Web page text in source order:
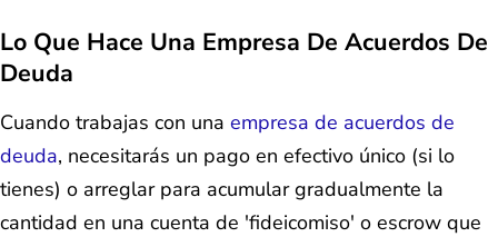
Lo Que Hace Una Empresa De Acuerdos De
Deuda
Cuando trabajas con una empresa de acuerdos de
deuda, necesitarás un pago en efectivo único (si lo
tienes) o arreglar para acumular gradualmente la
cantidad en una cuenta de 'fideicomiso' o escrow que